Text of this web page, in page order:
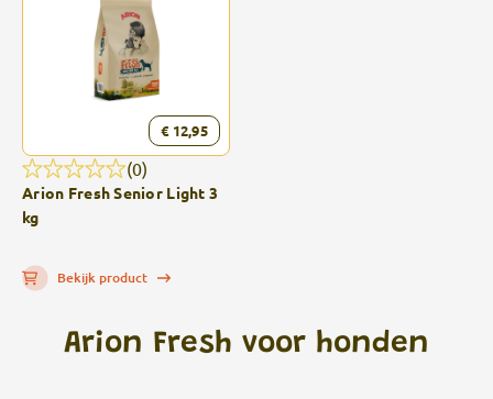
€ 12,95
(0)
Arion Fresh Senior Light 3
kg
Bekijk product
Arion Fresh voor honden